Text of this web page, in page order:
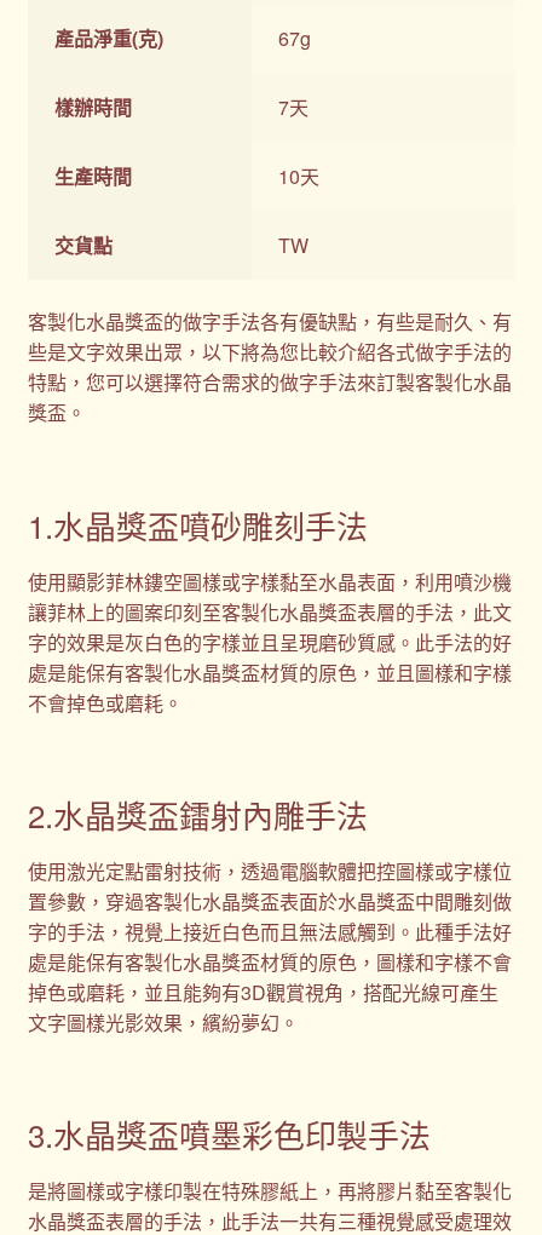
產品淨重(克) 67g
樣辦時間 7天
生產時間 10天
交貨點 TW
客製化水晶獎盃的做字手法各有優缺點，有些是耐久、有
些是文字效果出眾，以下將為您比較介紹各式做字手法的
特點，您可以選擇符合需求的做字手法來訂製客製化水晶
獎盃。
1.水晶獎盃噴砂雕刻手法
使用顯影菲林鏤空圖樣或字樣黏至水晶表面，利用噴沙機
讓菲林上的圖案印刻至客製化水晶獎盃表層的手法，此文
字的效果是灰白色的字樣並且呈現磨砂質感。此手法的好
處是能保有客製化水晶獎盃材質的原色，並且圖樣和字樣
不會掉色或磨耗。
2.水晶獎盃鐳射內雕手法
使用激光定點雷射技術，透過電腦軟體把控圖樣或字樣位
置參數，穿過客製化水晶獎盃表面於水晶獎盃中間雕刻做
字的手法，視覺上接近白色而且無法感觸到。此種手法好
處是能保有客製化水晶獎盃材質的原色，圖樣和字樣不會
掉色或磨耗，並且能夠有3D觀賞視角，搭配光線可產生
文字圖樣光影效果，繽紛夢幻。
3.水晶獎盃噴墨彩色印製手法
是將圖樣或字樣印製在特殊膠紙上，再將膠片黏至客製化
水晶獎盃表層的手法，此手法一共有三種視覺感受處理效